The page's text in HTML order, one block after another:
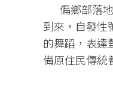
偏鄉部落地
到來，自發性
的舞蹈，表達
備原住民傳統